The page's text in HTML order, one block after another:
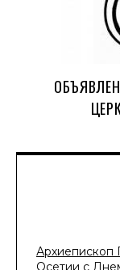
Архиепископ
Осетии с